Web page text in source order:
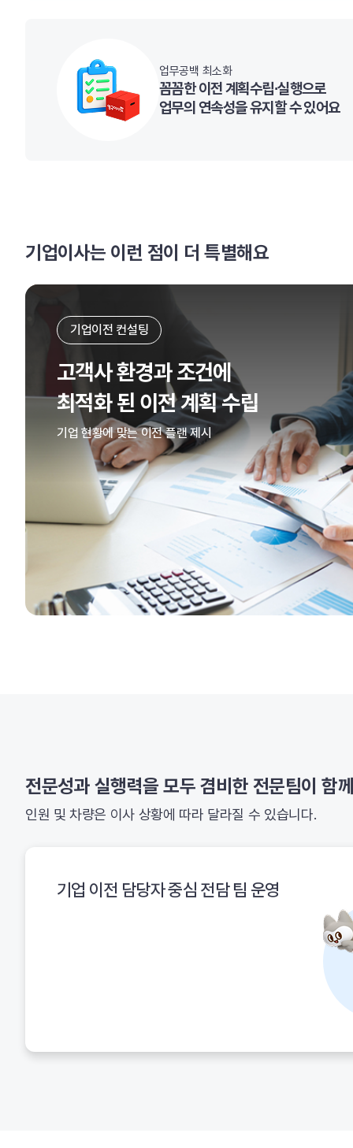
업무공백 최소화
꼼꼼한 이전 계획수립∙실행으로
업무의 연속성을 유지할 수 있어요
기업이사는 이런 점이 더 특별해요
기업이전 컨설팅
고객사 환경과 조건에
최적화 된 이전 계획 수립
기업 현황에 맞는 이전 플랜 제시
전문성과 실행력을 모두 겸비한 전문팀이 함
인원 및 차량은 이사 상황에 따라 달라질 수 있습니다.
기업 이전 담당자 중심 전담 팀 운영